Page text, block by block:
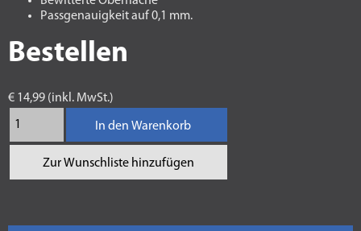
Passgenauigkeit auf 0,1 mm.
Bestellen
€ 14,99 (inkl. MwSt.)
In den Warenkorb
Zur Wunschliste hinzufügen